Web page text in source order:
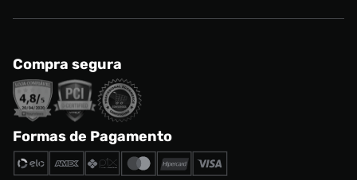
Compra segura
Formas de Pagamento